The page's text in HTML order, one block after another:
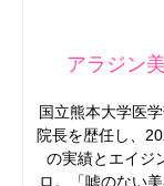
アラジン
国立熊本大学医
院長を歴任し、
の実績とエイジ
ロ。「嘘のない